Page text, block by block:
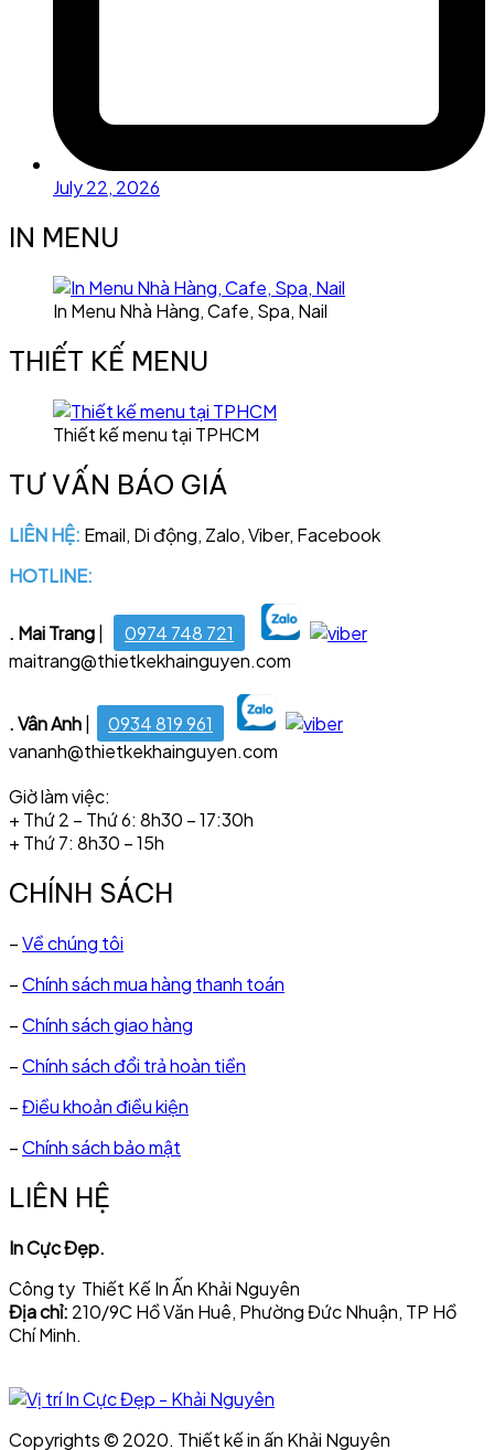
July 22, 2026
IN MENU
In Menu Nhà Hàng, Cafe, Spa, Nail
THIẾT KẾ MENU
Thiết kế menu tại TPHCM
TƯ VẤN BÁO GIÁ
LIÊN HỆ: Email, Di động, Zalo, Viber, Facebook
HOTLINE:
. Mai Trang|
0974 748 721
maitrang@thietkekhainguyen.com
. Vân Anh
0934 819 961
vananh@thietkekhainguyen.com
Giờ làm việc:
+ Thứ 2 – Thứ 6: 8h30 – 17:30h
+ Thứ 7: 8h30 – 15h
CHÍNH SÁCH
–Về chúng tôi
–Chính sách mua hàng thanh toán
–Chính sách giao hàng
–Chính sách đổi trả hoàn tiền
–Điều khoản điều kiện
–Chính sách bảo mật
LIÊN HỆ
In Cực Đẹp.
Công ty Thiết Kế In Ấn Khải Nguyên
Địa chỉ: 210/9C Hồ Văn Huê, Phường Đức Nhuận, TP Hồ
Chí Minh.
Copyrights © 2020. Thiết kế in ấn Khải Nguyên